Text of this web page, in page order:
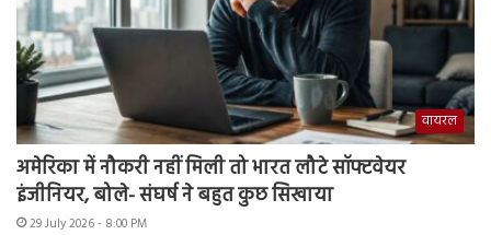
वायरल
अमेरिका में नौकरी नहीं मिली तो भारत लौटे सॉफ्टवेयर
इंजीनियर, बोले- संघर्ष ने बहुत कुछ सिखाया
29 July 2026 - 8:00 PM